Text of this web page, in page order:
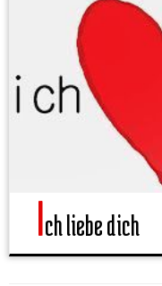
Ich liebe dich